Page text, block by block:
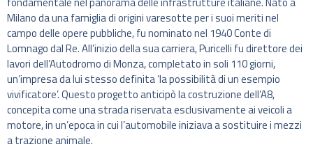
Milano da una famiglia di origini varesotte per i suoi meriti nel
campo delle opere pubbliche, fu nominato nel 1940 Conte di
Lomnago dal Re. All’inizio della sua carriera, Puricelli fu direttore dei
lavori dell’Autodromo di Monza, completato in soli 110 giorni,
un’impresa da lui stesso definita ‘la possibilità di un esempio
vivificatore’. Questo progetto anticipò la costruzione dell’A8,
concepita come una strada riservata esclusivamente ai veicoli a
motore, in un’epoca in cui l’automobile iniziava a sostituire i mezzi
a trazione animale.